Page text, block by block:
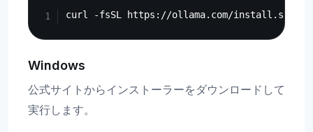
Windows
公式サイトからインストーラーをダウンロードして
実行します。